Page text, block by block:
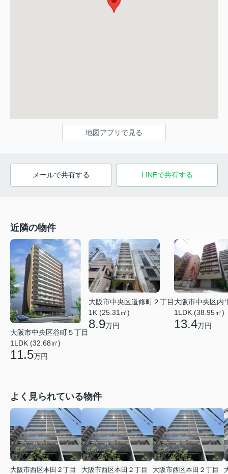
地図アプリで見る
メールで共有する LINEで共有する
近隣の物件
大阪市中央区谷町５丁目
1LDK (32.68㎡)
11.5万円
大阪市中央区道修町２丁目
1K (25.31㎡)
8.9万円
大阪市中央区内
1LDK (38.95㎡)
13.4万円
よく見られている物件
大阪市西区本田２丁目
大阪市西区本田２丁目
大阪市西区本田２丁目